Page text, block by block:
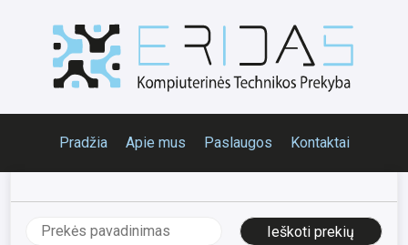
Pradžia Apie mus Paslaugos Kontaktai
Ieškoti: